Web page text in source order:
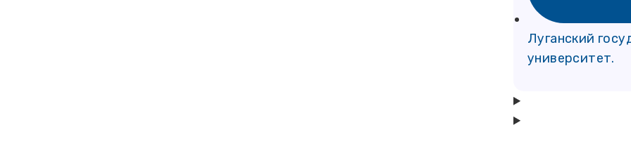
Луганский
университет.